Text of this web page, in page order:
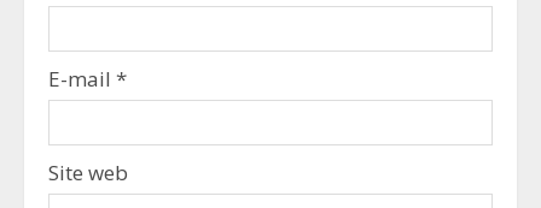
E-mail *
Site web